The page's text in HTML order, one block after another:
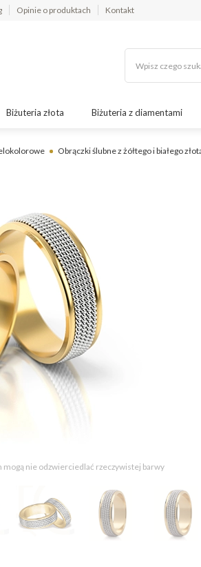
Opinie o produktach Kontakt
Biżuteria złota Biżuteria z diamentami
Obrączki ślubne z żółtego i białego
mogą nie odzwierciedlać rzeczywistej barwy